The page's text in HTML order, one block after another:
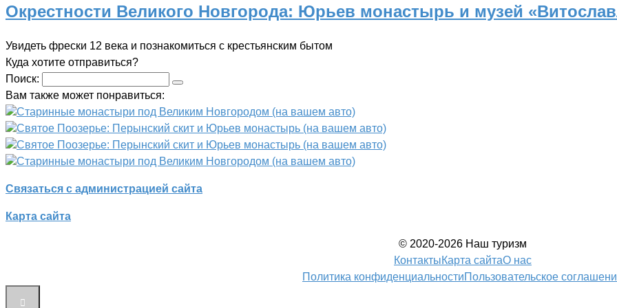
Окрестности Великого Новгорода: Юрьев монастырь и музей
Увидеть фрески 12 века и познакомиться с крестьянским бытом
Куда хотите отправиться?
Поиск:
Вам также может понравиться:
Старинные монастыри под Великим Новгородом (на вашем авто)
Святое Поозерье: Перынский скит и Юрьев монастырь (на вашем авто)
Святое Поозерье: Перынский скит и Юрьев монастырь (на вашем авто)
Старинные монастыри под Великим Новгородом (на вашем авто)
Связаться с администрацией сайта
Карта сайта
© 2020-2026 Наш туризм
КонтактыКарта сайтаО нас
Политика конфиденциальностиПользовательское